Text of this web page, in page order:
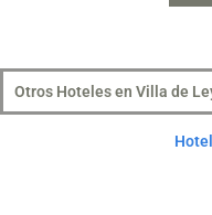
Otros Hoteles en Villa de